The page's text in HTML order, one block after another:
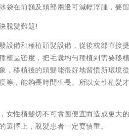
袋在前額及頭部兩邊可減輕浮腫，要
脫髮難題!
設備和種植頭髮設備，從後枕部直接
植區密度，把毛囊均勻種植到需要移
，移植後的頭髮能很好地習慣新環境
等，能夠長時間生長。所以女性植
女性植髮切不可貪圖便宜而造成更
選擇上，脫髮患者一定要慎重。